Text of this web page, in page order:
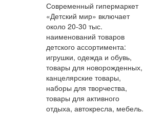
Современный гипермаркет
«Детский мир» включает
около 20-30 тыс.
наименований товаров
детского ассортимента:
игрушки, одежда и обувь,
товары для новорожденных,
канцелярские товары,
наборы для творчества,
товары для активного
отдыха, автокресла, мебель.